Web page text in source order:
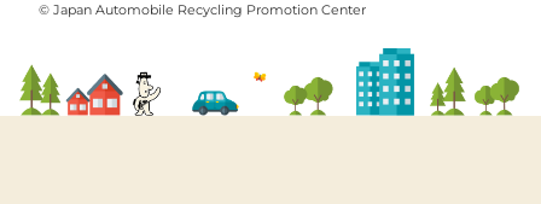
© Japan Automobile Recycling Promotion Center